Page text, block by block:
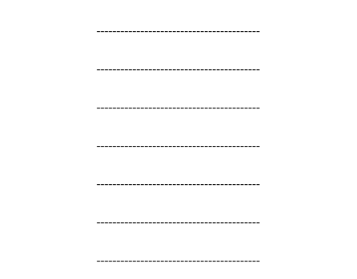
-----------------------------------------
-----------------------------------------
-----------------------------------------
-----------------------------------------
-----------------------------------------
-----------------------------------------
-----------------------------------------